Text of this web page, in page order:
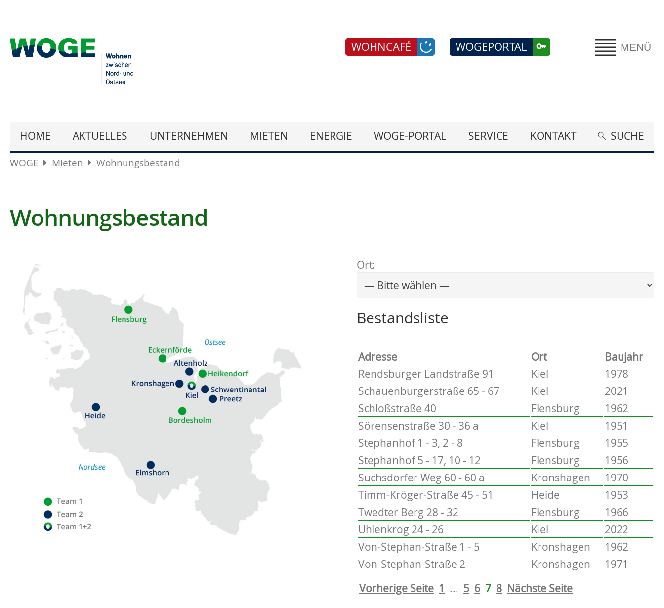
MENÜ
WOGEPORTAL
WOHNCAFÉ
HOME AKTUELLES UNTERNEHMEN MIETEN ENERGIE WOGE-PORTAL SERVICE KONTAKT SUCHE
WOGE Mieten Wohnungsbestand
Wohnungsbestand
Ort:
Wählen Sie einen Ort, um zur entsprechenden Seite zu
Bestandsliste
Adresse Ort
Baujahr
Rendsburger Landstraße 91
Kiel
1978
Schauenburgerstraße 65 - 67
Kiel
2021
Schloßstraße 40
Flensburg
1962
Sörensenstraße 30 - 36 a
Kiel
1951
Stephanhof 1 - 3, 2 - 8
Flensburg
1955
Stephanhof 5 - 17, 10 - 12
Flensburg
1956
Suchsdorfer Weg 60 - 60 a
Kronshagen
1970
Timm-Kröger-Straße 45 - 51
Heide
1953
Twedter Berg 28 - 32
Flensburg
1966
Uhlenkrog 24 - 26
Kiel
2022
Von-Stephan-Straße 1 - 5
Kronshagen
1962
Von-Stephan-Straße 2
Kronshagen
1971
Vorherige Seite 1 ... 5 6 7 8 Nächste Seite